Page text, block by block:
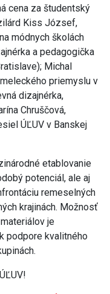
cena za študentský
Kiss József,
módnych školách
a pedagogička
Michal
priemyslu v
dizajnérka,
Chruščová,
ÚĽUV v Banskej
etablovanie
potenciál, ale aj
remeselných
krajinách. Možnosť
je
podpore kvalitného